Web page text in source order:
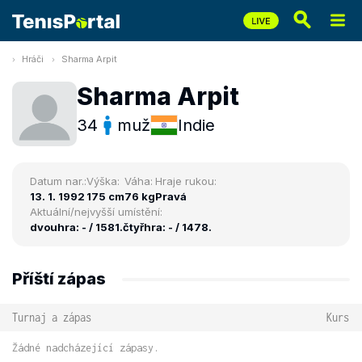
Hráči Sharma Arpit
Sharma Arpit
34 muž Indie
Datum nar.:
13. 1. 1992
Výška:
175 cm
Váha:
76 kg
Hraje rukou:
Pravá
Aktuální/nejvyšší umístění:
dvouhra: - / 1581.čtyřhra: - / 1478.
Příští zápas
Turnaj a zápas Kurs
Žádné nadcházející zápasy.